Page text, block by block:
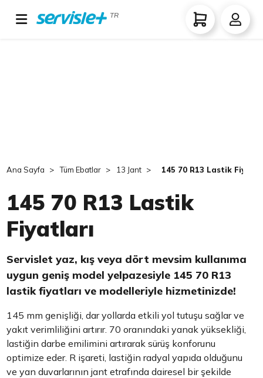
TR
Ana Sayfa Tüm Ebatlar 13 Jant 145 70 R13 Lastik
145 70 R13 Lastik
Fiyatları
Servislet yaz, kış veya dört mevsim kullanıma
uygun geniş model yelpazesiyle 145 70 R13
lastik fiyatları ve modelleriyle hizmetinizde!
145 mm genişliği, dar yollarda etkili yol tutuşu sağlar ve
yakıt verimliliğini artırır. 70 oranındaki yanak yüksekliği,
lastiğin darbe emilimini artırarak sürüş konforunu
optimize eder. R işareti, lastiğin radyal yapıda olduğunu
ve yan duvarlarının jant etrafında dairesel bir şekilde